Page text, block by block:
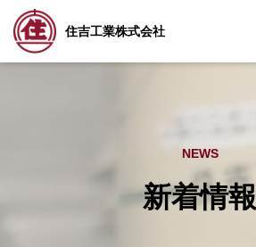
住吉工業株式会社
NEWS
新着情報